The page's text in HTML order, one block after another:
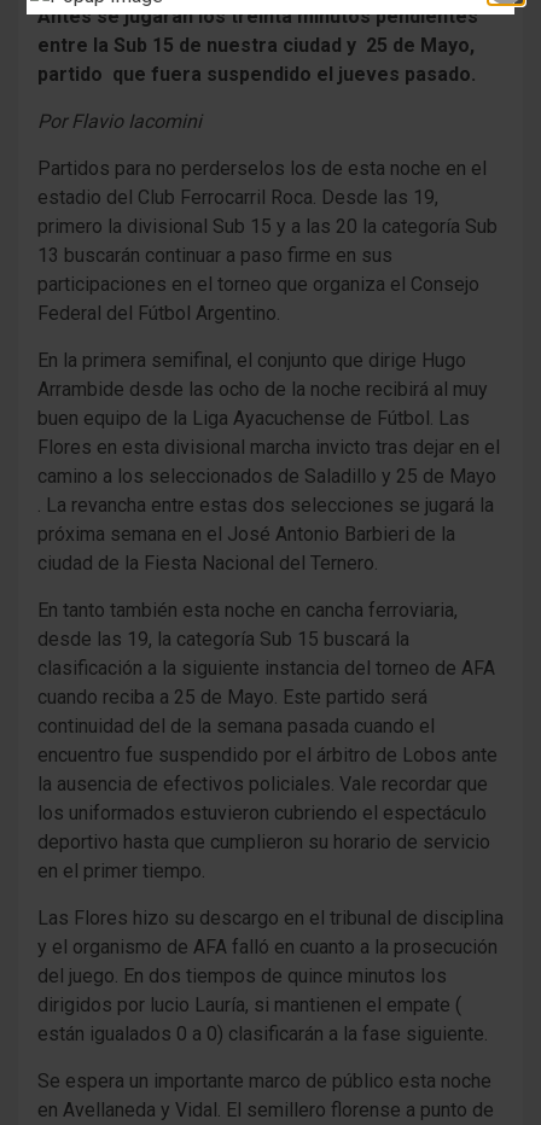
Antes se jugarán los treinta minutos pendientes
entre la Sub 15 de nuestra ciudad y 25 de Mayo,
partido que fuera suspendido el jueves pasado.
Por Flavio Iacomini
Partidos para no perderselos los de esta noche en el
estadio del Club Ferrocarril Roca. Desde las 19,
primero la divisional Sub 15 y a las 20 la categoría Sub
13 buscarán continuar a paso firme en sus
participaciones en el torneo que organiza el Consejo
Federal del Fútbol Argentino.
En la primera semifinal, el conjunto que dirige Hugo
Arrambide desde las ocho de la noche recibirá al muy
buen equipo de la Liga Ayacuchense de Fútbol. Las
Flores en esta divisional marcha invicto tras dejar en el
camino a los seleccionados de Saladillo y 25 de Mayo
. La revancha entre estas dos selecciones se jugará la
próxima semana en el José Antonio Barbieri de la
ciudad de la Fiesta Nacional del Ternero.
En tanto también esta noche en cancha ferroviaria,
desde las 19, la categoría Sub 15 buscará la
clasificación a la siguiente instancia del torneo de AFA
cuando reciba a 25 de Mayo. Este partido será
continuidad del de la semana pasada cuando el
encuentro fue suspendido por el árbitro de Lobos ante
la ausencia de efectivos policiales. Vale recordar que
los uniformados estuvieron cubriendo el espectáculo
deportivo hasta que cumplieron su horario de servicio
en el primer tiempo.
Las Flores hizo su descargo en el tribunal de disciplina
y el organismo de AFA falló en cuanto a la prosecución
del juego. En dos tiempos de quince minutos los
dirigidos por lucio Lauría, si mantienen el empate (
están igualados 0 a 0) clasificarán a la fase siguiente.
Se espera un importante marco de público esta noche
en Avellaneda y Vidal. El semillero florense a punto de